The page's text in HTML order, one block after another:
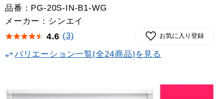
品番： PG-20S-IN-B1-WG
メーカー：シンエイ
4.6 (3) お気に入り登録
バリエーション一覧(全24商品)を見る